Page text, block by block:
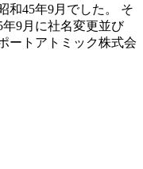
和45年9月でした。 そ
9月に社名変更並び
ートアトミック株式会